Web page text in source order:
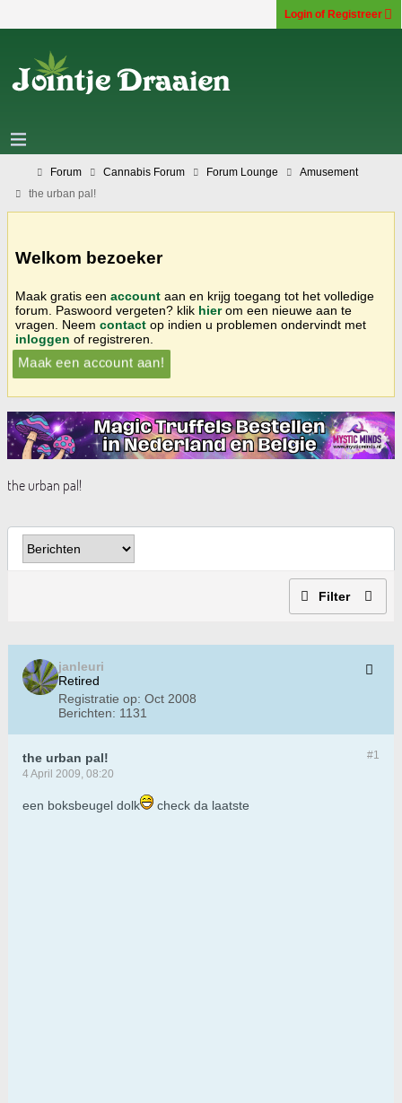
Login of Registreer
Forum Cannabis Forum Forum Lounge
Amusement
the urban pal!
Welkom bezoeker
Maak gratis een account aan en krijg toegang tot het volledige
forum. Paswoord vergeten? klik hierom een nieuwe aan te
vragen. Neem contact op indien u problemen ondervindt met
inloggen of registreren.
Maak een account aan!
the urban pal!
Filter
janleuri
Retired
Registratie op: Oct 2008
Berichten: 1131
#1
the urban pal!
4 April 2009, 08:20
een boksbeugel dolk check da laatste